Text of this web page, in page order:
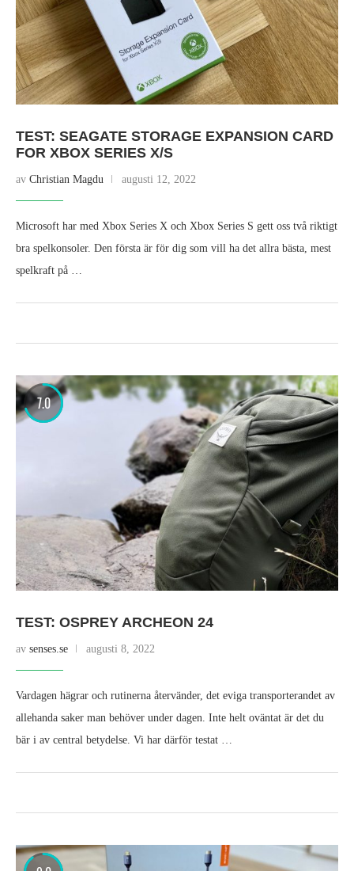
TEST: SEAGATE STORAGE EXPANSION CARD
FOR XBOX SERIES X/S
av Christian Magdu augusti 12, 2022
Microsoft har med Xbox Series X och Xbox Series S gett oss två riktigt
bra spelkonsoler. Den första är för dig som vill ha det allra bästa, mest
spelkraft på …
7.0
TEST: OSPREY ARCHEON 24
av senses.se augusti 8, 2022
Vardagen hägrar och rutinerna återvänder, det eviga transporterandet av
allehanda saker man behöver under dagen. Inte helt oväntat är det du
bär i av central betydelse. Vi har därför testat …